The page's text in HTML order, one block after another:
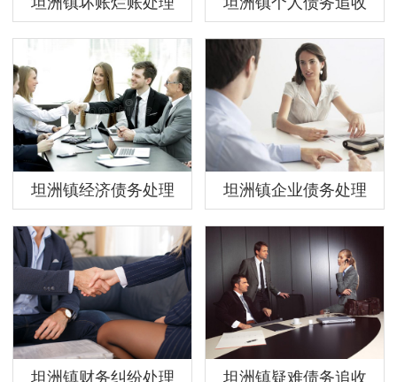
坦洲镇经济债务处理 坦洲镇企业债务处理
坦洲镇财务纠纷处理 坦洲镇疑难债务追收